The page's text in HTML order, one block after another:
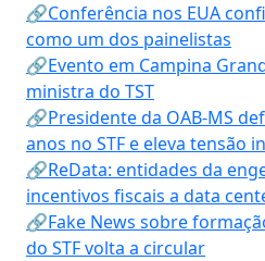
🔗Conferência nos EUA
como um dos painelistas
🔗Evento em Campina
ministra do TST
🔗Presidente da OAB-MS
anos no STF e eleva tensão
🔗ReData: entidades da
incentivos fiscais a data
🔗Fake News sobre
do STF volta a circular